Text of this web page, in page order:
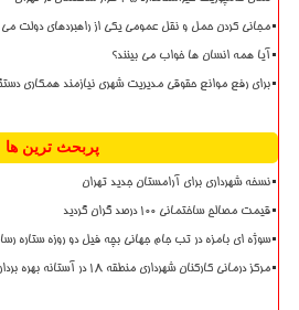
مجانی کردن حمل و نقل عمومی یکی از راهبردهای دولت می
آیا همه انسان ها خواب می بینند؟
برای رفع موانع حقوقی مدیریت شهری نیازمند همکاری
پربحث ترین ها
نسخه شهرداری برای آرامستان جدید تهران
قیمت مصالح ساختمانی ۱۰۰ درصد گران گردید
سوژه ای بامزه در تب جام جهانی بچه فیل دو روزه ستاره
مرکز درمانی کارکنان شهرداری منطقه ۱۸ در آستانه بهره برداری